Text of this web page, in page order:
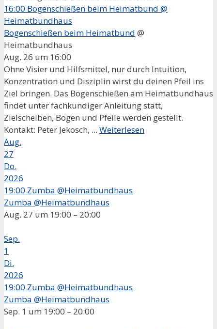
16:00 Bogenschießen beim Heimatbund @
Heimatbundhaus
Bogenschießen beim Heimatbund @
Heimatbundhaus
Aug. 26 um 16:00
Ohne Visier und Hilfsmittel, nur durch Intuition,
Konzentration und Disziplin wirst du deinen Pfeil ins
Ziel bringen. Das Bogenschießen am Heimatbundhaus
findet unter fachkundiger Anleitung statt,
Zielscheiben, Bogen und Pfeile werden gestellt.
Kontakt: Peter Jekosch, ... Weiterlesen
Aug.
27
Do.
2026
19:00 Zumba @Heimatbundhaus
Zumba @Heimatbundhaus
Aug. 27 um 19:00 – 20:00
Sep.
1
Di.
2026
19:00 Zumba @Heimatbundhaus
Zumba @Heimatbundhaus
Sep. 1 um 19:00 – 20:00